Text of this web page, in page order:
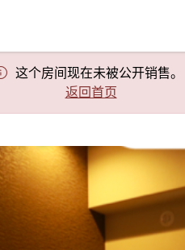
这个房间现在未被公开销售。
返回首页